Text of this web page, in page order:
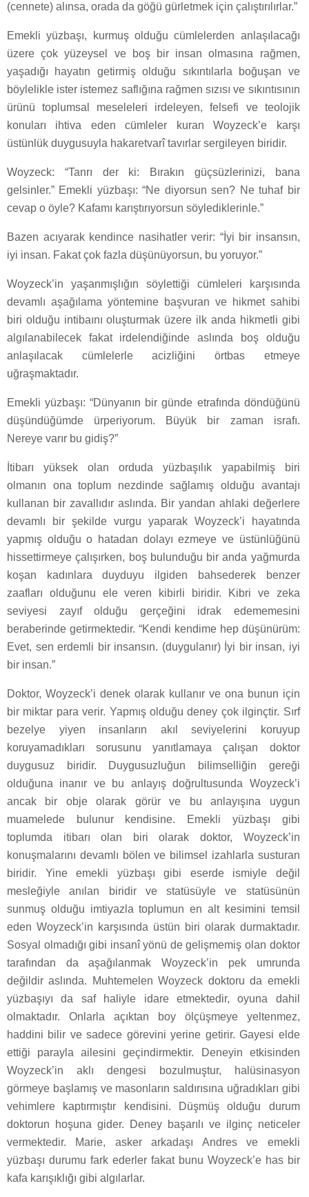
(cennete) alınsa, orada da göğü gürletmek için çalıştırılırlar.”
Emekli yüzbaşı, kurmuş olduğu cümlelerden anlaşılacağı
üzere çok yüzeysel ve boş bir insan olmasına rağmen,
yaşadığı hayatın getirmiş olduğu sıkıntılarla boğuşan ve
böylelikle ister istemez saflığına rağmen sızısı ve sıkıntısının
ürünü toplumsal meseleleri irdeleyen, felsefi ve teolojik
konuları ihtiva eden cümleler kuran Woyzeck’e karşı
üstünlük duygusuyla hakaretvarî tavırlar sergileyen biridir.
Woyzeck: “Tanrı der ki: Bırakın güçsüzlerinizi, bana
gelsinler.” Emekli yüzbaşı: “Ne diyorsun sen? Ne tuhaf bir
cevap o öyle? Kafamı karıştırıyorsun söylediklerinle.”
Bazen acıyarak kendince nasihatler verir: “İyi bir insansın,
iyi insan. Fakat çok fazla düşünüyorsun, bu yoruyor.”
Woyzeck’in yaşanmışlığın söylettiği cümleleri karşısında
devamlı aşağılama yöntemine başvuran ve hikmet sahibi
biri olduğu intibaını oluşturmak üzere ilk anda hikmetli gibi
algılanabilecek fakat irdelendiğinde aslında boş olduğu
anlaşılacak cümlelerle acizliğini örtbas etmeye
uğraşmaktadır.
Emekli yüzbaşı: “Dünyanın bir günde etrafında döndüğünü
düşündüğümde ürperiyorum. Büyük bir zaman israfı.
Nereye varır bu gidiş?”
İtibarı yüksek olan orduda yüzbaşılık yapabilmiş biri
olmanın ona toplum nezdinde sağlamış olduğu avantajı
kullanan bir zavallıdır aslında. Bir yandan ahlaki değerlere
devamlı bir şekilde vurgu yaparak Woyzeck’i hayatında
yapmış olduğu o hatadan dolayı ezmeye ve üstünlüğünü
hissettirmeye çalışırken, boş bulunduğu bir anda yağmurda
koşan kadınlara duyduyu ilgiden bahsederek benzer
zaafları olduğunu ele veren kibirli biridir. Kibri ve zeka
seviyesi zayıf olduğu gerçeğini idrak edememesini
beraberinde getirmektedir. “Kendi kendime hep düşünürüm:
Evet, sen erdemli bir insansın. (duygulanır) İyi bir insan, iyi
bir insan.”
Doktor, Woyzeck’i denek olarak kullanır ve ona bunun için
bir miktar para verir. Yapmış olduğu deney çok ilginçtir. Sırf
bezelye yiyen insanların akıl seviyelerini koruyup
koruyamadıkları sorusunu yanıtlamaya çalışan doktor
duygusuz biridir. Duygusuzluğun bilimselliğin gereği
olduğuna inanır ve bu anlayış doğrultusunda Woyzeck’i
ancak bir obje olarak görür ve bu anlayışına uygun
muamelede bulunur kendisine. Emekli yüzbaşı gibi
toplumda itibarı olan biri olarak doktor, Woyzeck’in
konuşmalarını devamlı bölen ve bilimsel izahlarla susturan
biridir. Yine emekli yüzbaşı gibi eserde ismiyle değil
mesleğiyle anılan biridir ve statüsüyle ve statüsünün
sunmuş olduğu imtiyazla toplumun en alt kesimini temsil
eden Woyzeck’in karşısında üstün biri olarak durmaktadır.
Sosyal olmadığı gibi insanî yönü de gelişmemiş olan doktor
tarafından da aşağılanmak Woyzeck’in pek umrunda
değildir aslında. Muhtemelen Woyzeck doktoru da emekli
yüzbaşıyı da saf haliyle idare etmektedir, oyuna dahil
olmaktadır. Onlarla açıktan boy ölçüşmeye yeltenmez,
haddini bilir ve sadece görevini yerine getirir. Gayesi elde
ettiği parayla ailesini geçindirmektir. Deneyin etkisinden
Woyzeck’in aklı dengesi bozulmuştur, halüsinasyon
görmeye başlamış ve masonların saldırısına uğradıkları gibi
vehimlere kaptırmıştır kendisini. Düşmüş olduğu durum
doktorun hoşuna gider. Deney başarılı ve ilginç neticeler
vermektedir. Marie, asker arkadaşı Andres ve emekli
yüzbaşı durumu fark ederler fakat bunu Woyzeck’e has bir
kafa karışıklığı gibi algılarlar.